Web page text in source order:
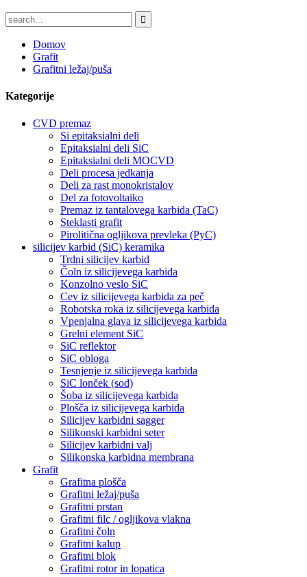
Domov
Grafit
Grafitni ležaj/puša
Kategorije
CVD premaz
Si epitaksialni deli
Epitaksialni deli SiC
Epitaksialni deli MOCVD
Deli procesa jedkanja
Deli za rast monokristalov
Del za fotovoltaiko
Premaz iz tantalovega karbida (TaC)
Steklasti grafit
Pirolitična ogljikova prevleka (PyC)
silicijev karbid (SiC) keramika
Trdni silicijev karbid
Čoln iz silicijevega karbida
Konzolno veslo SiC
Cev iz silicijevega karbida za peč
Robotska roka iz silicijevega karbida
Vpenjalna glava iz silicijevega karbida
Grelni element SiC
SiC reflektor
SiC obloga
Tesnjenje iz silicijevega karbida
SiC lonček (sod)
Šoba iz silicijevega karbida
Plošča iz silicijevega karbida
Silicijev karbidni sagger
Silikonski karbidni seter
Silicijev karbidni valj
Silikonska karbidna membrana
Grafit
Grafitna plošča
Grafitni ležaj/puša
Grafitni prstan
Grafitni filc / ogljikova vlakna
Grafitni čoln
Grafitni kalup
Grafitni blok
Grafitni rotor in lopatica